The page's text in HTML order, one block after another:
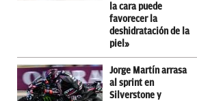
la cara puede
favorecer la
deshidratación de la
piel»
Jorge Martín arrasa
al sprint en
Silverstone y